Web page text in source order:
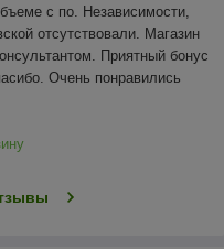
с по. Независимости,
отсутствовали. Магазин
Приятный бонус
Очень понравились